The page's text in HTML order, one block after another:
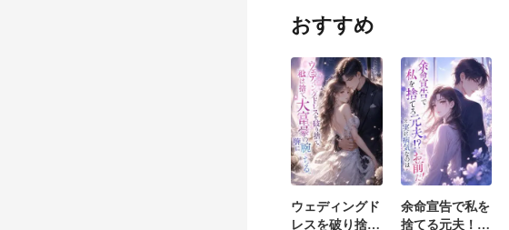
おすすめ
ウェディングド
レスを破り捨
余命宣告で私を
捨てる元夫！？